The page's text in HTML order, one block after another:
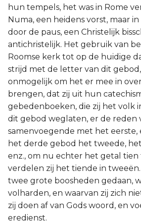
hun tempels, het was in Rome
Numa, een heidens vorst, maar
door de paus, een Christelijk
antichristelijk. Het gebruik van
Roomse kerk tot op de huidige
strijd met de letter van dit
onmogelijk om het er mee in
brengen, dat zij uit hun
gebedenboeken, die zij het volk
dit gebod weglaten, er de reden
samenvoegende met het eerste,
het derde gebod het tweede,
enz., om nu echter het getal
verdelen zij het tiende in
twee grote boosheden gedaan,
volharden, en waarvan zij zich
zij doen af van Gods woord, en
eredienst.